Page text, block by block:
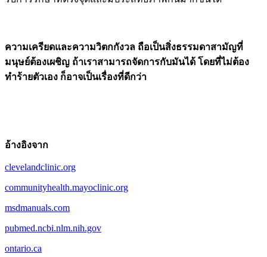
ความเครียดและความวิตกกังวล ถือเป็นสิ่งธรรมดาสามัญที่
มนุษย์ต้องเผชิญ ถ้าเราสามารถจัดการกับมันได้ โดยที่ไม่ต้อง
ทำร้ายตัวเอง ก็อาจเป็นเรื่องที่ดีกว่า
อ้างอิงจาก
clevelandclinic.org
communityhealth.mayoclinic.org
msdmanuals.com
pubmed.ncbi.nlm.nih.gov
ontario.ca